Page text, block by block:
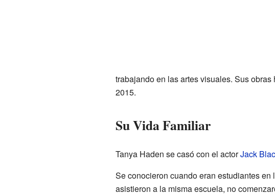
trabajando en las artes visuales. Sus
2015.
Su Vida Familiar
Tanya Haden se casó con el actorJack
Se conocieron cuando eran estudiantes
asistieron a la misma escuela, no